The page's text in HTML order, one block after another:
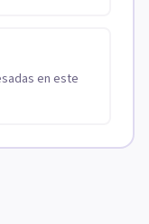
en este